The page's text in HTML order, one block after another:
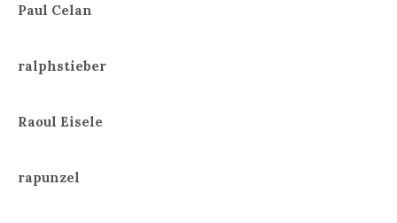
Paul Celan
ralphstieber
Raoul Eisele
rapunzel